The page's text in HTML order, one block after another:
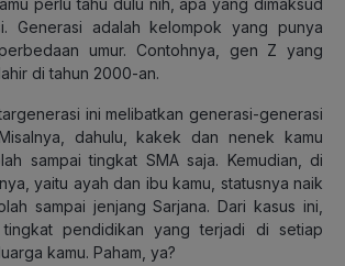
Generasi adalah kelompok yang punya
umur. Contohnya, gen Z yang
di tahun 2000-an.
ini melibatkan generasi-generasi
dahulu, kakek dan nenek kamu
sampai tingkat SMA saja. Kemudian, di
yaitu ayah dan ibu kamu, statusnya naik
sampai jenjang Sarjana. Dari kasus ini,
pendidikan yang terjadi di setiap
kamu. Paham, ya?